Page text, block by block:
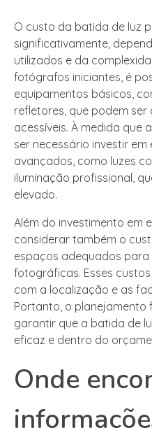
O custo da batida de luz
significativamente,
utilizados e da
fotógrafos iniciantes, é
equipamentos básicos,
refletores, que podem
acessíveis. À medida que
ser necessário investir
avançados, como luzes
iluminação profissional,
elevado.
Além do investimento em
considerar também o
espaços adequados
fotográficas. Esses
com a localização e as
Portanto, o planejamento
garantir que a batida de
eficaz e dentro do
Onde